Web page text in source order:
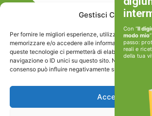
Gestisci Consenso
Per fornire le migliori esperienze, utilizziamo
memorizzare e/o accedere alle informazioni del
queste tecnologie ci permetterà di elaborare dati
navigazione o ID unici su questo sito. Non
consenso può influire negativamente su alcune
Accetta
Informativa sulla Privacy
Cookie policy
Viviamoinforma stp srl
P.IVA e Cod.Fisc: 17506171002
Con “Il
modo mio
passo:
reali e
della tua